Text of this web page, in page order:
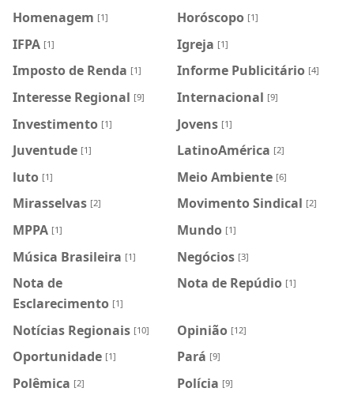
Homenagem [1] Horóscopo [1]
IFPA [1] Igreja [1]
Imposto de Renda [1] Informe Publicitário [4]
Interesse Regional [9] Internacional [9]
Investimento [1] Jovens [1]
Juventude [1] LatinoAmérica [2]
luto [1] Meio Ambiente [6]
Mirasselvas [2] Movimento Sindical [2]
MPPA [1] Mundo [1]
Música Brasileira [1] Negócios [3]
Nota de
Esclarecimento [1]
Nota de Repúdio [1]
Notícias Regionais [10] Opinião [12]
Oportunidade [1] Pará [9]
Polêmica [2] Polícia [9]